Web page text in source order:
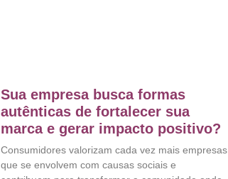
Sua empresa busca formas
autênticas de fortalecer sua
marca e gerar impacto positivo?
Consumidores valorizam cada vez mais empresas
que se envolvem com causas sociais e